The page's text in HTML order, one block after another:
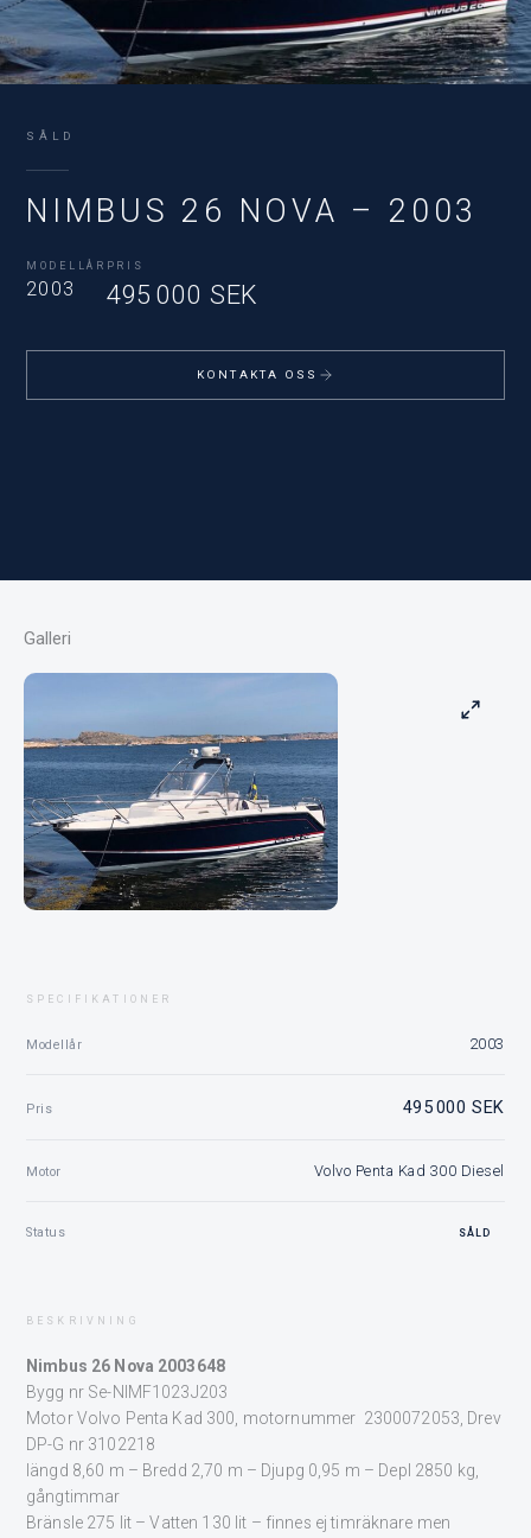
SÅLD
NIMBUS 26 NOVA – 2003
MODELLÅR
2003
PRIS
495 000 SEK
KONTAKTA OSS
Galleri
SPECIFIKATIONER
Modellår 2003
Pris 495 000 SEK
Motor Volvo Penta Kad 300 Diesel
Status SÅLD
BESKRIVNING
Nimbus 26 Nova 2003648
Bygg nr Se-NIMF1023J203
Motor Volvo Penta Kad 300, motornummer 2300072053, Drev
DP-G nr 3102218
längd 8,60 m – Bredd 2,70 m – Djupg 0,95 m – Depl 2850 kg,
gångtimmar
Bränsle 275 lit – Vatten 130 lit – finnes ej timräknare men